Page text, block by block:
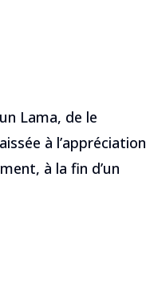
Lama, de le
à l’appréciation
à la fin d’un